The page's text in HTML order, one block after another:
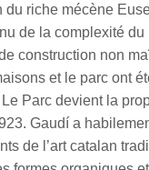
du riche mécène
de la complexité du
construction non
et le parc ont
Parc devient la
Gaudí a
de l’art catalan